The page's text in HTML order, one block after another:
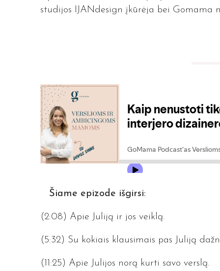
studijos IJANdesign įkūrėja bei Gomama
Šiame epizode išgirsi:
(2:08) Apie Juliją ir jos veiklą.
(5:32) Su kokiais klausimais pas Juliją
(11:25) Apie Julijos norą kurti savo verslą.